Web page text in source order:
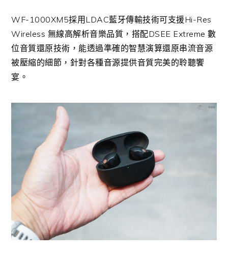
WF-1000XM5採用LDAC藍牙傳輸技術可支援Hi-Res
Wireless 無線高解析音樂品質，搭配DSEE Extreme 數
位音質還原技術，能透過準確的智慧演算還原串流音源
被壓縮的細節，針對各種音源提供音質完美的聆聽饗
宴。